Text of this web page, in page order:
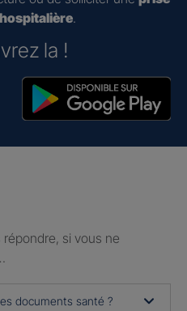
.
la !
si vous ne
documents santé ?